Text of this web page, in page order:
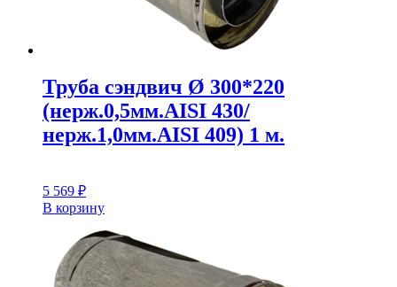
Труба сэндвич Ø 300*220
(нерж.0,5мм.AISI 430/
нерж.1,0мм.AISI 409) 1 м.
5 569 ₽
В корзину